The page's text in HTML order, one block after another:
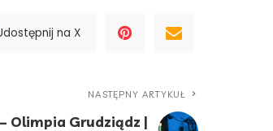
na X
NASTĘPNY ARTYKUŁ
Olimpia Grudziądz |